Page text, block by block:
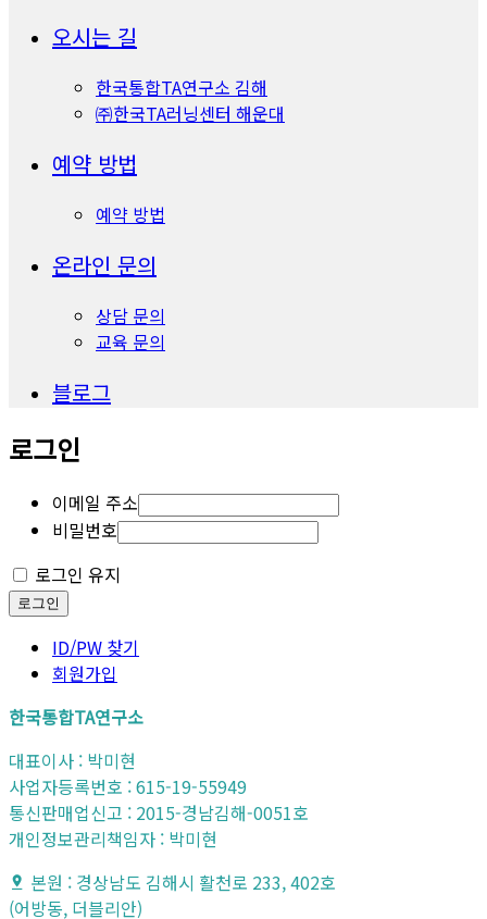
오시는 길
한국통합TA연구소 김해
㈜한국TA러닝센터 해운대
예약 방법
예약 방법
온라인 문의
상담 문의
교육 문의
블로그
로그인
이메일 주소
비밀번호
로그인 유지
로그인
ID/PW 찾기
회원가입
한국통합TA연구소
대표이사 : 박미현
사업자등록번호 : 615-19-55949
통신판매업신고 : 2015-경남김해-0051호
개인정보관리책임자 : 박미현
본원 : 경상남도 김해시 활천로 233, 402호
(어방동, 더블리안)